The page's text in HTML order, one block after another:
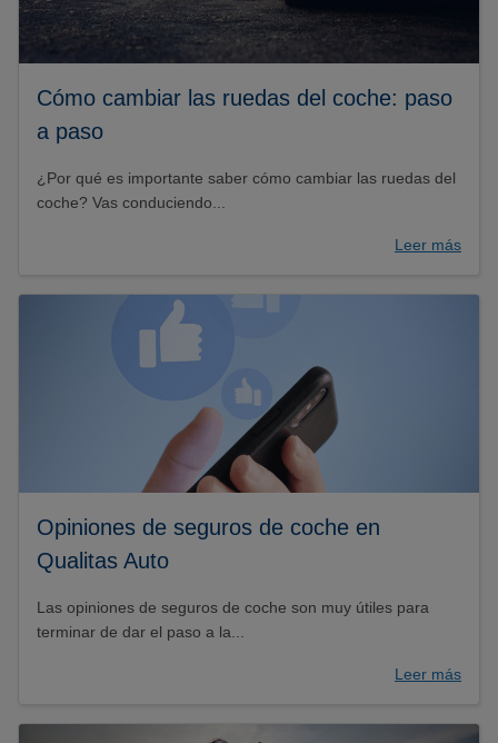
Cómo cambiar las ruedas del coche: paso
a paso
¿Por qué es importante saber cómo cambiar las ruedas del
coche? Vas conduciendo...
Leer más
Opiniones de seguros de coche en
Qualitas Auto
Las opiniones de seguros de coche son muy útiles para
terminar de dar el paso a la...
Leer más